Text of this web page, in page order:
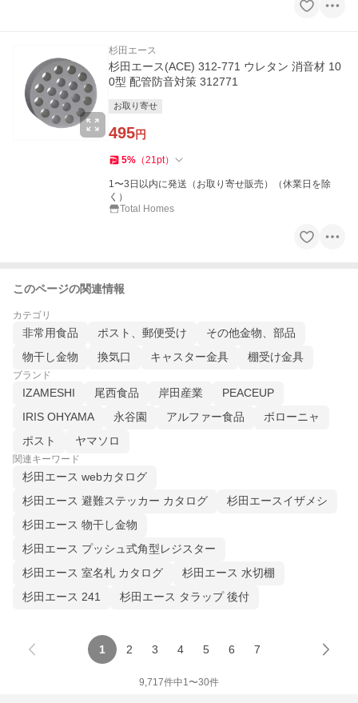
杉田エース
杉田エース(ACE) 312-771 ウレタン 消音材 10
0型 配管防音対策 312771
お取り寄せ
495円
5% （21pt）
1〜3日以内に発送（お取り寄せ販売）（休業日を除
く）
Total Homes
このページの関連情報
カテゴリ
非常用食品 ポスト、郵便受け
その他金物、部品
物干し金物
換気口 キャスター金具 棚受け金具
ブランド
IZAMESHI 尾西食品 岸田産業
PEACEUP
IRIS OHYAMA
永谷園 アルファー食品
ボローニャ
ポスト
ヤマソロ
関連キーワード
杉田エース webカタログ
杉田エース 避難ステッカー カタログ
杉田エースイザメシ
杉田エース 物干し金物
杉田エース プッシュ式角型レジスター
杉田エース 室名札 カタログ
杉田エース 水切棚
杉田エース 241
杉田エース タラップ 後付
1 2 3 4 5 6 7
9,717件中1〜30件